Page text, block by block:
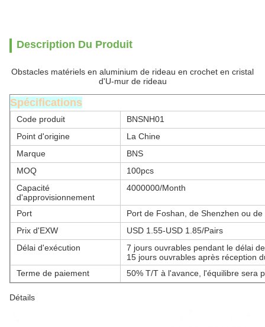
Description Du Produit
Obstacles matériels en aluminium de rideau en crochet en cristal
d'U-mur de rideau
Spécifications
Code produit
BNSNH01
Point d'origine
La Chine
Marque
BNS
MOQ
100pcs
Capacité
d'approvisionnement
4000000/Month
Port
Port de Foshan, de Shenzhen ou
Prix d'EXW
USD 1.55-USD 1.85/Pairs
Délai d'exécution
7 jours ouvrables pendant le délai
15 jours ouvrables après réception
Terme de paiement
50% T/T à l'avance, l'équilibre sera
Détails